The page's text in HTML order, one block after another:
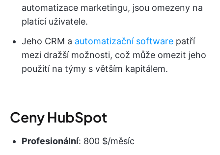
automatizace marketingu, jsou omezeny na
platící uživatele.
Jeho CRM a automatizační software patří
mezi dražší možnosti, což může omezit jeho
použití na týmy s větším kapitálem.
Ceny HubSpot
Profesionální: 800 $/měsíc